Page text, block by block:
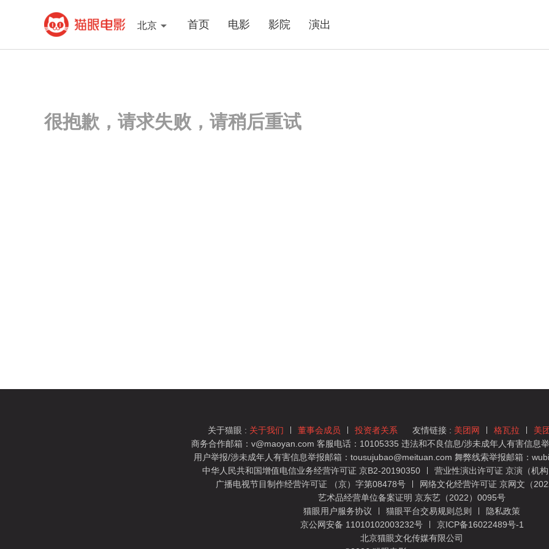
北京 首页 电影 影院 演出
很抱歉，请求失败，请稍后重试
关于猫眼 : 关于我们 董事会成员 投资者关系 友情链接 : 美团网 格瓦拉 美
商务合作邮箱：v@maoyan.com 客服电话：10105335 违法和不良信息/涉未成年人有害信息
用户举报/涉未成年人有害信息举报邮箱：tousujubao@meituan.com 舞弊线索举报邮箱：
中华人民共和国增值电信业务经营许可证 京B2-20190350
营业性演出许可证 京演（机
广播电视节目制作经营许可证 （京）字第08478号
网络文化经营许可证 京网文（
艺术品经营单位备案证明 京东艺（2022）0095号
猫眼用户服务协议
猫眼平台交易规则总则
隐私政策
京公网安备 11010102003232号
京ICP备16022489号-1
北京猫眼文化传媒有限公司